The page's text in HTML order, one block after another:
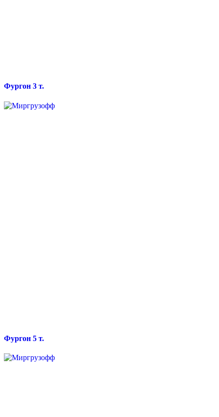
Фургон 3 т.
Фургон 5 т.